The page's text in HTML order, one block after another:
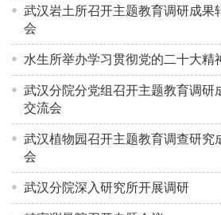
武汉岩土所召开主题教育调研成果
会
水生所举办学习贯彻党的二十大精
武汉分院分党组召开主题教育调研
交流会
武汉植物园召开主题教育调查研究
会
武汉分院深入研究所开展调研